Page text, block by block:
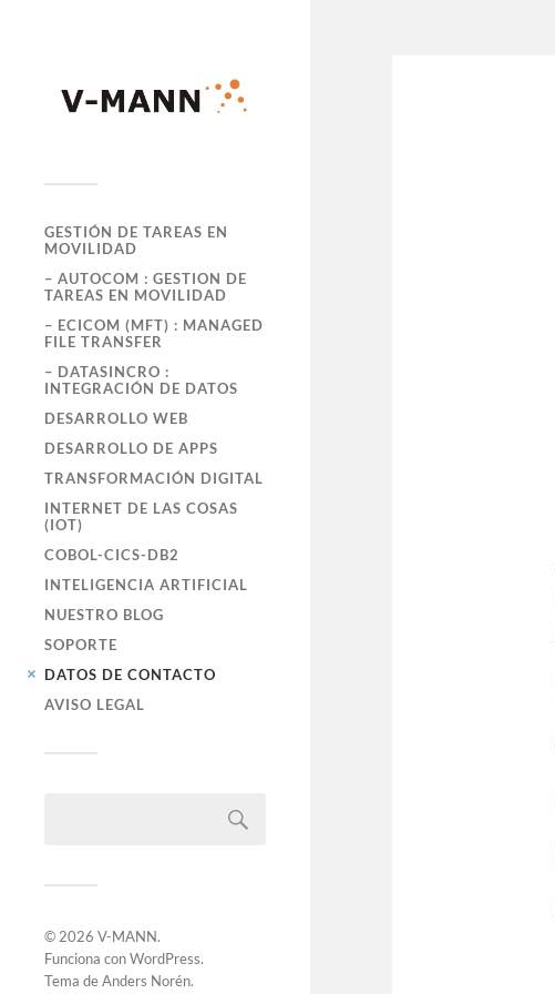
GESTIÓN DE TAREAS EN
MOVILIDAD
– AUTOCOM : GESTION DE
TAREAS EN MOVILIDAD
– ECICOM (MFT) : MANAGED
FILE TRANSFER
– DATASINCRO :
INTEGRACIÓN DE DATOS
DESARROLLO WEB
DESARROLLO DE APPS
TRANSFORMACIÓN DIGITAL
INTERNET DE LAS COSAS
(IOT)
COBOL-CICS-DB2
INTELIGENCIA ARTIFICIAL
NUESTRO BLOG
SOPORTE
DATOS DE CONTACTO
AVISO LEGAL
© 2026 V-MANN.
Funciona conWordPress.
Tema deAnders Norén.